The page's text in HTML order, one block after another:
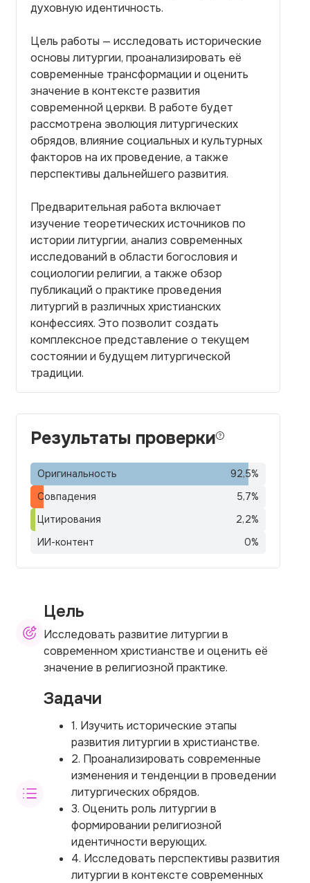
духовную идентичность.
Цель работы — исследовать исторические
основы литургии, проанализировать её
современные трансформации и оценить
значение в контексте развития
современной церкви. В работе будет
рассмотрена эволюция литургических
обрядов, влияние социальных и культурных
факторов на их проведение, а также
перспективы дальнейшего развития.
Предварительная работа включает
изучение теоретических источников по
истории литургии, анализ современных
исследований в области богословия и
социологии религии, а также обзор
публикаций о практике проведения
литургий в различных христианских
конфессиях. Это позволит создать
комплексное представление о текущем
состоянии и будущем литургической
традиции.
Результаты проверки
Оригинальность 92,5%
Совпадения
5,7%
Цитирования
2,2%
ИИ-контент
0%
Цель
Исследовать развитие литургии в
современном христианстве и оценить её
значение в религиозной практике.
Задачи
1. Изучить исторические этапы
развития литургии в христианстве.
2. Проанализировать современные
изменения и тенденции в проведении
литургических обрядов.
3. Оценить роль литургии в
формировании религиозной
идентичности верующих.
4. Исследовать перспективы развития
литургии в контексте современных